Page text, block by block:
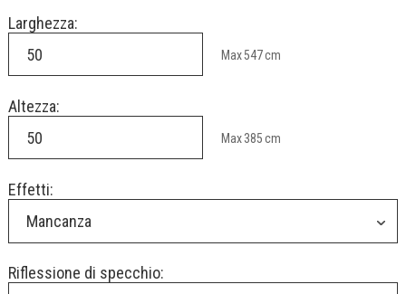
Larghezza:
Max547cm
Altezza:
Max385cm
Effetti:
Mancanza
Riflessione di specchio: